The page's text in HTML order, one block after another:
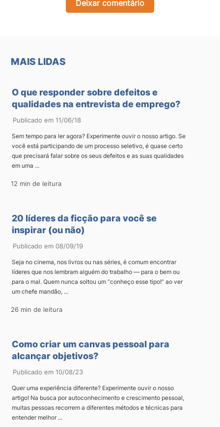
Deixar comentário
MAIS LIDAS
O que responder sobre defeitos e
qualidades na entrevista de emprego?
Publicado em 11/06/18
Sem tempo para ler agora? Experimente ouvir o nosso artigo. Se
você está participando de um processo seletivo, é quase certo
que precisará falar sobre os seus defeitos e as suas qualidades
em uma ...
12 min de leitura
20 líderes da ficção para você se
inspirar (ou não)
Publicado em 08/09/19
Seja no cinema, nos livros ou nas séries, é comum encontrar
líderes que nos lembram alguém do trabalho — para o bem ou
para o mal. Quem nunca soltou um “conheço esse tipo!” ao ver
um chefe mandão, ...
26 min de leitura
Como criar um canvas pessoal para
alcançar objetivos?
Publicado em 10/08/23
Quer uma experiência diferente? Experimente ouvir o nosso
artigo! Na busca por autoconhecimento e crescimento pessoal,
muitas pessoas recorrem a diferentes métodos e técnicas para
entender melhor ...